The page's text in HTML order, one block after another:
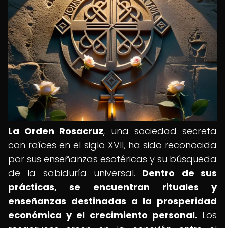
La Orden Rosacruz, una sociedad secreta
con raíces en el siglo XVII, ha sido reconocida
por sus enseñanzas esotéricas y su búsqueda
de la sabiduría universal. Dentro de sus
prácticas, se encuentran rituales y
enseñanzas destinadas a la prosperidad
económica y el crecimiento personal. Los